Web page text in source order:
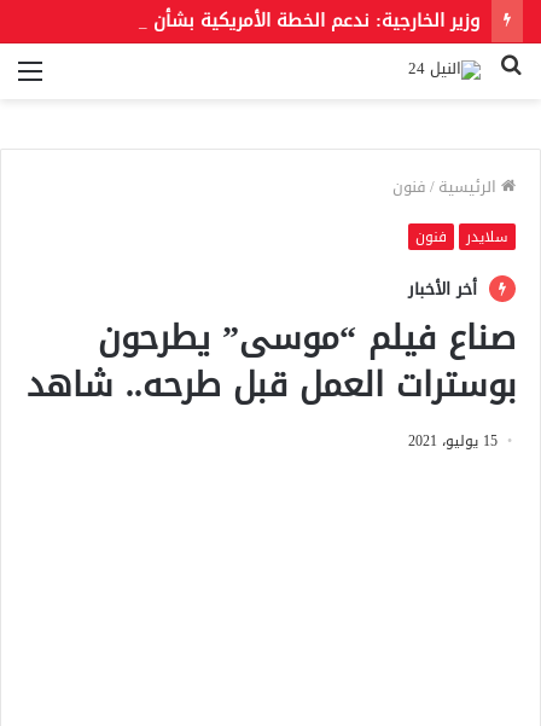
بحث
الرئيسية/فنون
سلايدر فنون
أخر الأخبار
صناع فيلم “موسى” يطرحون
بوسترات العمل قبل طرحه.. شاهد
15 يوليو، 2021